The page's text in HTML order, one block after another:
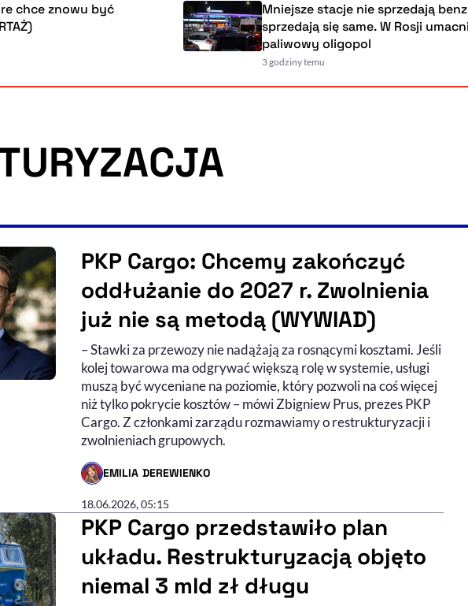
być
Mniejsze stacje nie sprzedają benzyny,
sprzedają się same. W Rosji umacnia się
paliwowy oligopol
3 godziny temu
PKP Cargo: Chcemy zakończyć
oddłużanie do 2027 r. Zwolnienia
już nie są metodą (WYWIAD)
– Stawki za przewozy nie nadążają za rosnącymi kosztami. Jeśli
kolej towarowa ma odgrywać większą rolę w systemie, usługi
muszą być wyceniane na poziomie, który pozwoli na coś więcej
niż tylko pokrycie kosztów – mówi Zbigniew Prus, prezes PKP
Cargo. Z członkami zarządu rozmawiamy o restrukturyzacji i
zwolnieniach grupowych.
EMILIA DEREWIENKO
- AUTOR ARTYKUŁU - PROFIL
18.06.2026, 05:15
PKP Cargo przedstawiło plan
układu. Restrukturyzacją objęto
niemal 3 mld zł długu